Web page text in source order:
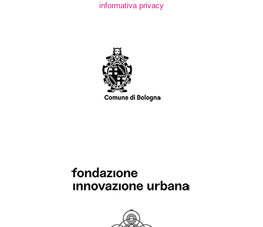
informativa privacy